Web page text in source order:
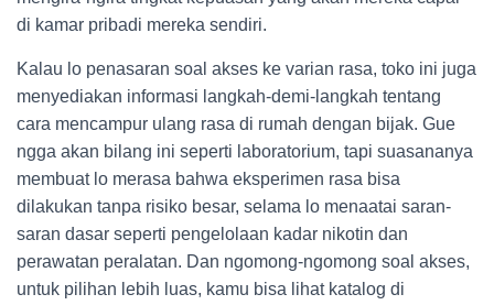
di kamar pribadi mereka sendiri.
Kalau lo penasaran soal akses ke varian rasa, toko ini juga
menyediakan informasi langkah-demi-langkah tentang
cara mencampur ulang rasa di rumah dengan bijak. Gue
ngga akan bilang ini seperti laboratorium, tapi suasananya
membuat lo merasa bahwa eksperimen rasa bisa
dilakukan tanpa risiko besar, selama lo menaatai saran-
saran dasar seperti pengelolaan kadar nikotin dan
perawatan peralatan. Dan ngomong-ngomong soal akses,
untuk pilihan lebih luas, kamu bisa lihat katalog di